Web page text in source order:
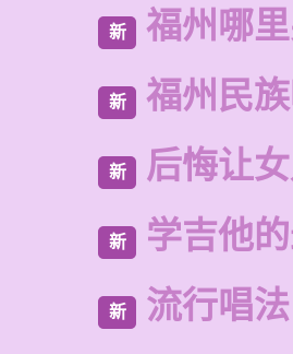
新 福州哪
新 福州民
新 后悔让
新 学吉他
新 流行唱